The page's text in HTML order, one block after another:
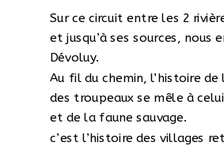
Sur ce circuit entre les 2
et jusqu’à ses sources, nous
Dévoluy.
Au fil du chemin, l’histoire de
des troupeaux se mêle à
et de la faune sauvage.
c’est l’histoire des villages